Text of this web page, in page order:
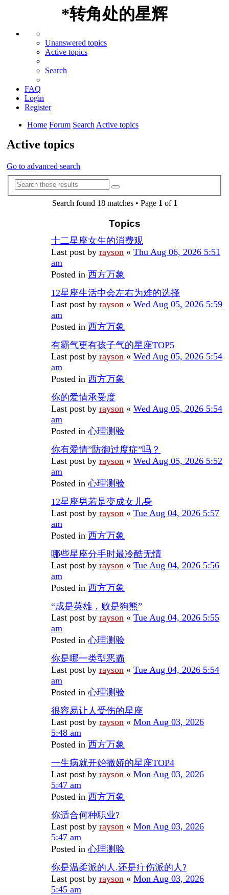
*转角处的星辉
Unanswered topics
Active topics
Search
FAQ
Login
Register
Home Forum Search Active topics
Active topics
Go to advanced search
Search
Search found 18 matches • Page 1 of 1
Topics
十二星座女生的消费观
Last post by rayson « Thu Aug 06, 2026 5:51
am
Posted in 西方万象
12星座生活中会左右为难的选择
Last post by rayson « Wed Aug 05, 2026 5:59
am
Posted in 西方万象
有霸气更有孩子气的星座TOP5
Last post by rayson « Wed Aug 05, 2026 5:54
am
Posted in 西方万象
你的爱情承受度
Last post by rayson « Wed Aug 05, 2026 5:54
am
Posted in心理测验
你有爱情”防御过度症”吗？
Last post by rayson « Wed Aug 05, 2026 5:52
am
Posted in心理测验
12星座男若是变成女儿身
Last post by rayson « Tue Aug 04, 2026 5:57
am
Posted in 西方万象
哪些星座分手时最冷酷无情
Last post by rayson « Tue Aug 04, 2026 5:56
am
Posted in 西方万象
“成是英雄，败是狗熊”
Last post by rayson « Tue Aug 04, 2026 5:55
am
Posted in心理测验
你是哪一类型恶霸
Last post by rayson « Tue Aug 04, 2026 5:54
am
Posted in心理测验
很容易让人受伤的星座
Last post by rayson « Mon Aug 03, 2026
5:48 am
Posted in 西方万象
一生病就开始撒娇的星座TOP4
Last post by rayson « Mon Aug 03, 2026
5:47 am
Posted in 西方万象
你适合何种职业?
Last post by rayson « Mon Aug 03, 2026
5:47 am
Posted in心理测验
你是温柔派的人.还是疔伤派的人?
Last post by rayson « Mon Aug 03, 2026
5:45 am